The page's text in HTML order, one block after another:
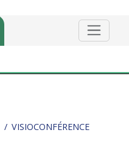
VISIOCONFÉRENCE